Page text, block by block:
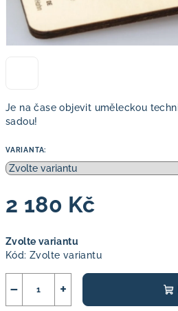
Je na čase objevit uměleckou
sadou!
VARIANTA:
2 180 Kč
cena:
Zvolte variantu
Kód: Zvolte variantu
+
−